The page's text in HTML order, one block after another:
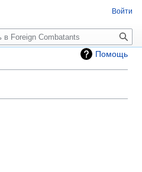
Помощь
Войти